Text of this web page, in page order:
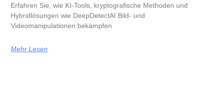
Erfahren Sie, wie KI-Tools, kryptografische Methoden und
Hybridlösungen wie DeepDetectAI Bild- und
Videomanipulationen bekämpfen
Mehr Lesen